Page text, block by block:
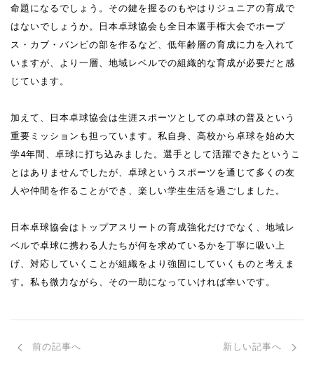
命題になるでしょう。その鍵を握るのもやはりジュニアの育成で
はないでしょうか。日本卓球協会も全日本選手権大会でホープ
ス・カブ・バンビの部を作るなど、低年齢層の育成に力を入れて
いますが、より一層、地域レベルでの組織的な育成が必要だと感
じています。
加えて、日本卓球協会は生涯スポーツとしての卓球の普及という
重要ミッションも担っています。私自身、高校から卓球を始め大
学4年間、卓球に打ち込みました。選手として活躍できたというこ
とはありませんでしたが、卓球というスポーツを通じて多くの友
人や仲間を作ることができ、楽しい学生生活を過ごしました。
日本卓球協会はトップアスリートの育成強化だけでなく、地域レ
ベルで卓球に携わる人たちが何を求めているかを丁寧に吸い上
げ、対応していくことが組織をより強固にしていくものと考えま
す。私も微力ながら、その一助になっていければ幸いです。
前の記事へ 新しい記事へ